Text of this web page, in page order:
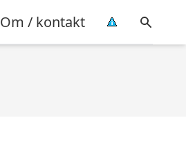
Om / kontakt